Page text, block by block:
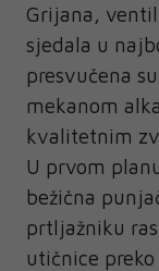
Grijana,
sjedala u
presvučena
mekanom
kvalitetnim
U prvom
bežična
prtljažniku
utičnice